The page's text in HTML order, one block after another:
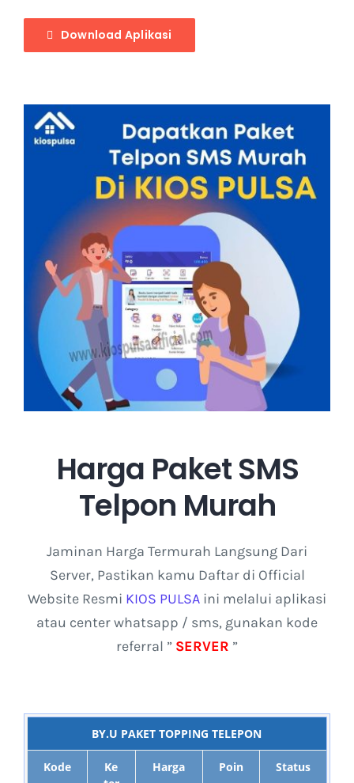
Download Aplikasi
Harga Paket SMS
Telpon Murah
Jaminan Harga Termurah Langsung Dari
Server, Pastikan kamu Daftar di Official
Website Resmi KIOS PULSA ini melalui aplikasi
atau center whatsapp / sms, gunakan kode
referral ” SERVER ”
BY.U PAKET TOPPING TELEPON
Kode
Ke
Harga Poin Status